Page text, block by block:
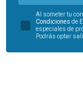
Al someter tu
Condiciones de
especiales de
Podrás optar